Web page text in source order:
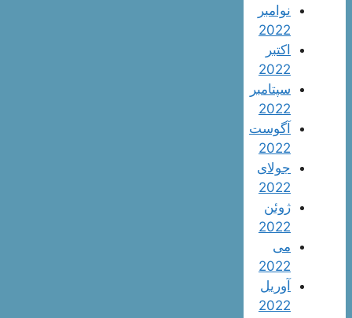
نوامبر
2022
اکتبر
2022
سپتامبر
2022
آگوست
2022
جولای
2022
ژوئن
2022
می
2022
آوریل
2022